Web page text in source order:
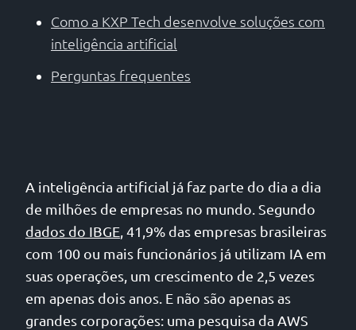
Como a KXP Tech desenvolve soluções com
inteligência artificial
Perguntas frequentes
A inteligência artificial já faz parte do dia a dia
de milhões de empresas no mundo. Segundo
dados do IBGE, 41,9% das empresas brasileiras
com 100 ou mais funcionários já utilizam IA em
suas operações, um crescimento de 2,5 vezes
em apenas dois anos. E não são apenas as
grandes corporações: uma pesquisa da AWS